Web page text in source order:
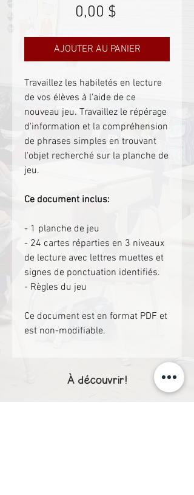
0,00 $Prix
AJOUTER AU PANIER
Travaillez les habiletés en lecture
de vos élèves à l'aide de ce
nouveau jeu. Travaillez le répérage
d'information et la compréhension
de phrases simples en trouvant
l'objet recherché sur la planche de
jeu.
Ce document inclus:
- 1 planche de jeu
- 24 cartes réparties en 3 niveaux
de lecture avec lettres muettes et
signes de ponctuation identifiés.
- Règles du jeu
Ce document est en format PDF et
est non-modifiable.
À découvrir!